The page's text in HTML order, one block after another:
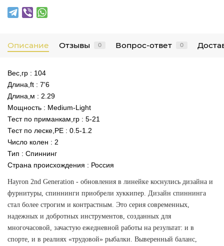
Описание Отзывы 0 Вопрос-ответ 0
Вес,гр : 104
Длина,ft : 7'6
Длина,м : 2.29
Мощность : Medium-Light
Тест по приманкам,гр : 5-21
Тест по леске,PE : 0.5-1.2
Число колен : 2
Тип : Спиннинг
Страна происхождения : Россия
Hayron 2nd Generation - обновления в линейке коснулись дизайна и
фурнитуры, спиннинги приобрели хуккипер. Дизайн спиннинга
стал более строгим и контрастным. Это серия современных,
надежных и добротных инструментов, созданных для
многочасовой, зачастую ежедневной работы на результат: и в
спорте, и в реалиях «трудовой» рыбалки. Выверенный баланс,